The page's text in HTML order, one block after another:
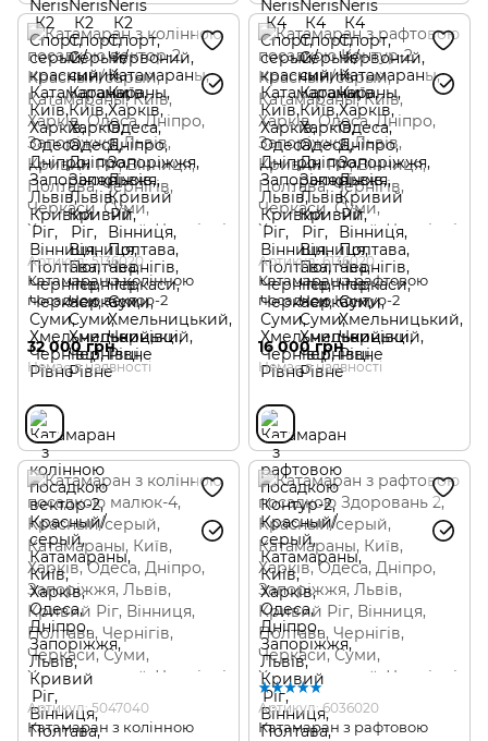
Артикул: 5136020
Катамаран з колінною
посадкою вектор-2
32 000 грн
Немає в наявності
Артикул: 6136020
Катамаран з рафтовою
посадкою Контур-2
16 000 грн
Немає в наявності
Артикул: 5047040
Катамаран з колінною
Артикул: 6036020
Катамаран з рафтовою